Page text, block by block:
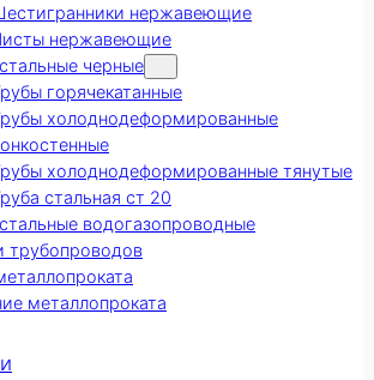
нержавеющие
нержавеющие
черные
горячекатанные
холоднодеформированные
холоднодеформированные тянутые
стальная ст 20
водогазопроводные
трубопроводов
металлопроката